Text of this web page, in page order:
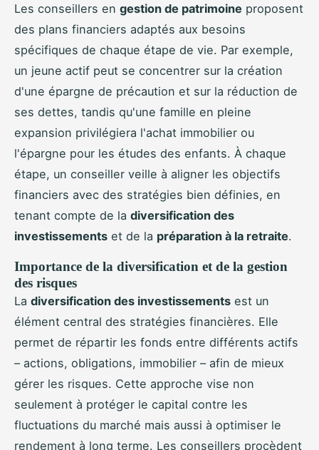
Les conseillers en gestion de patrimoine proposent
des plans financiers adaptés aux besoins
spécifiques de chaque étape de vie. Par exemple,
un jeune actif peut se concentrer sur la création
d'une épargne de précaution et sur la réduction de
ses dettes, tandis qu'une famille en pleine
expansion privilégiera l'achat immobilier ou
l'épargne pour les études des enfants. À chaque
étape, un conseiller veille à aligner les objectifs
financiers avec des stratégies bien définies, en
tenant compte de la diversification des
investissements et de la préparation à la retraite.
Importance de la diversification et de la gestion
des risques
La diversification des investissements est un
élément central des stratégies financières. Elle
permet de répartir les fonds entre différents actifs
– actions, obligations, immobilier – afin de mieux
gérer les risques. Cette approche vise non
seulement à protéger le capital contre les
fluctuations du marché mais aussi à optimiser le
rendement à long terme. Les conseillers procèdent